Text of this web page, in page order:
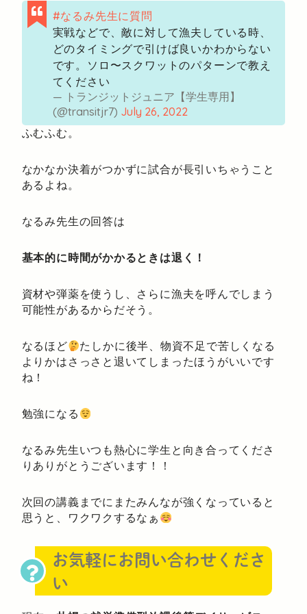
#なるみ先生に質問
実戦などで、敵に対して漁夫している時、
どのタイミングで引けば良いかわからない
です。ソロ〜スクワットのパターンで教え
てください
— トランジットジュニア【学生専用】
(@transitjr7) July 26, 2022
ふむふむ。
なかなか決着がつかずに試合が長引いちゃうこと
あるよね。
なるみ先生の回答は
基本的に時間がかかるときは退く！
資材や弾薬を使うし、さらに漁夫を呼んでしまう
可能性があるからだそう。
なるほど
たしかに後半、物資不足で苦しくなる
よりかはさっさと退いてしまったほうがいいです
ね！
勉強になる
なるみ先生いつも熱心に学生と向き合ってくださ
りありがとうございます！！
次回の講義までにまたみんなが強くなっていると
思うと、ワクワクするなぁ
お気軽にお問い合わせくださ
い